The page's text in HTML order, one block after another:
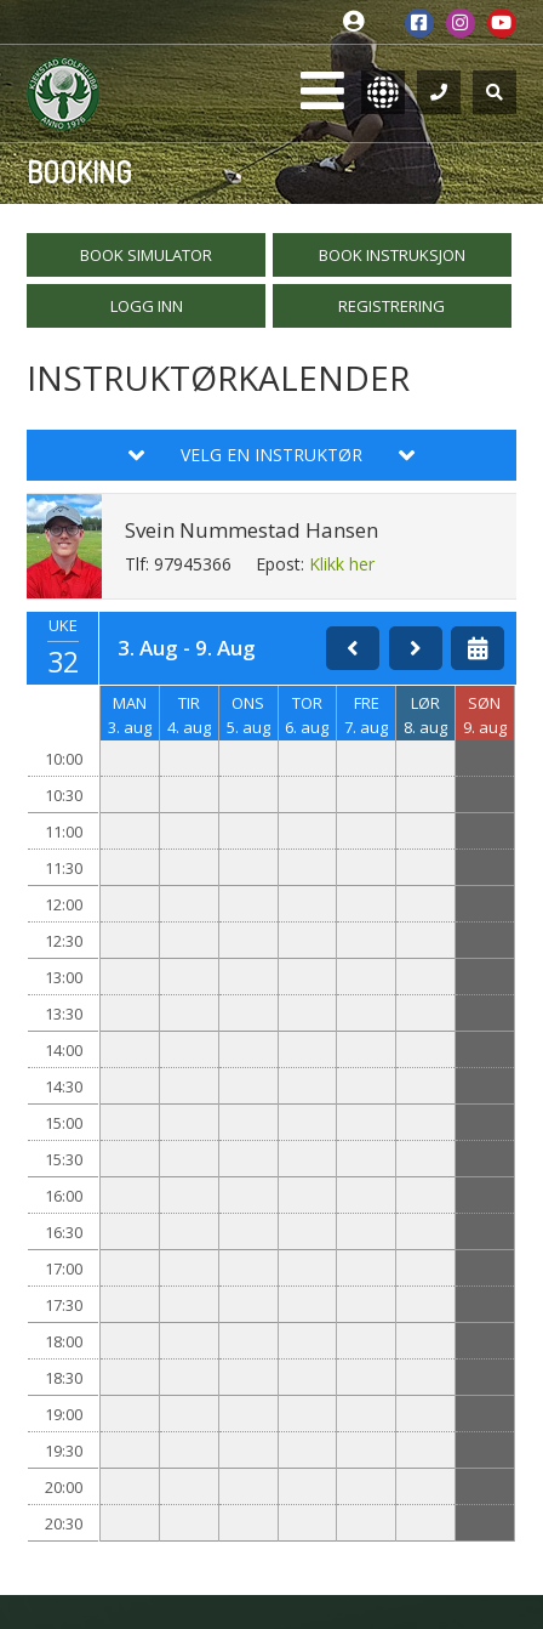
BOOKING
BOOK SIMULATOR BOOK INSTRUKSJON
LOGG INN REGISTRERING
INSTRUKTØRKALENDER
VELG EN INSTRUKTØR
Svein Nummestad Hansen
Tlf: 97945366 Epost: Klikk her
UKE
32 3. Aug - 9. Aug
10:00
10:30
11:00
11:30
12:00
12:30
13:00
13:30
14:00
14:30
15:00
15:30
16:00
16:30
17:00
17:30
18:00
18:30
19:00
19:30
20:00
20:30
MAN
3. aug
TIR
4. aug
ONS
5. aug
TOR
6. aug
FRE
7. aug
LØR
8. aug
SØN
9. aug